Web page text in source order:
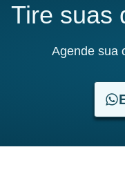
Tire suas
Agende sua